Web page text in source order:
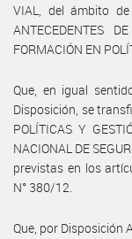
VIAL, del ámbito de
ANTECEDENTES
FORMACIÓN EN
Que, en igual
Disposición, se
POLÍTICAS Y
NACIONAL DE
previstas en los
N° 380/12.
Que, por Disposición